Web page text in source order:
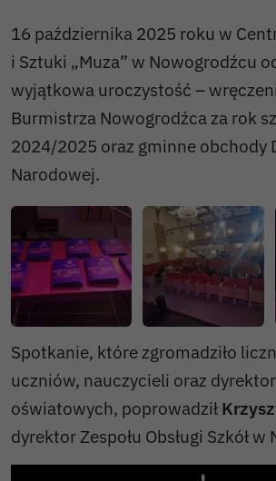
16 października 2025 roku w
i Sztuki „Muza” w Nowogrodźcu
wyjątkowa uroczystość –
Burmistrza Nowogrodźca za rok
2024/2025 oraz gminne obchody
Narodowej.
Spotkanie, które zgromadziło
uczniów, nauczycieli oraz
oświatowych, poprowadził
dyrektor Zespołu Obsługi Szkół